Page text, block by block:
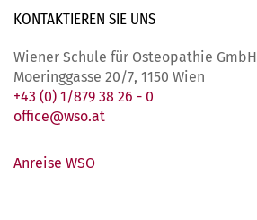
KONTAKTIEREN SIE UNS
Wiener Schule für Osteopathie GmbH
Moeringgasse 20/7, 1150 Wien
+43 (0) 1/879 38 26 - 0
office@wso.at
Anreise WSO